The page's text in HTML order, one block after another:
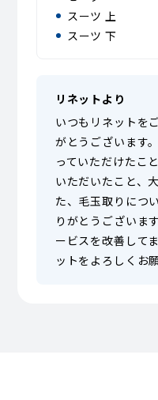
スーツ 上
スーツ 下
リネットより
いつもリネットを
がとうございます
っていただけたこ
いただいたこと、
た、毛玉取りにつ
りがとうございま
ービスを改善して
ットをよろしくお